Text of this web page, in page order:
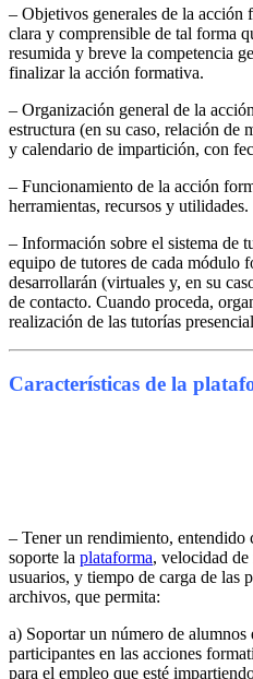
– Objetivos generales de la acción
clara y comprensible de tal forma
resumida y breve la competencia
finalizar la acción formativa.
– Organización general de la
estructura (en su caso, relación de
y calendario de impartición, con
– Funcionamiento de la acción
herramientas, recursos y utilidades.
– Información sobre el sistema de
equipo de tutores de cada módulo
desarrollarán (virtuales y, en su
de contacto. Cuando proceda,
realización de las tutorías
Características de la
– Tener un rendimiento, entendido
soporte la plataforma, velocidad de
usuarios, y tiempo de carga de las
archivos, que permita:
a) Soportar un número de
participantes en las acciones
para el empleo que esté